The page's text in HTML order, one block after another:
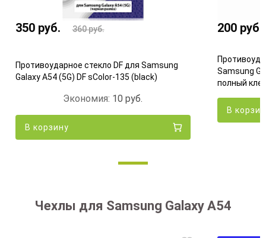
350 руб. 360руб.
Противоударное стекло DF для Samsung
Galaxy A54 (5G) DF sColor-135 (black)
Экономия: 10руб.
В корзину
200 руб.
Samsung
полный
В
Чехлы для Samsung Galaxy A54